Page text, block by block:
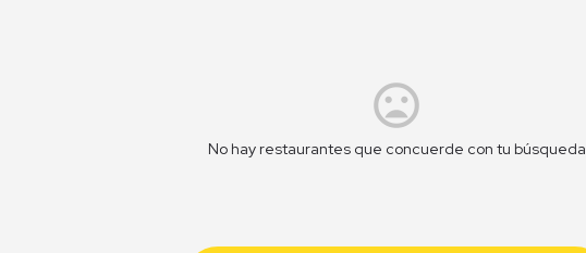
No hay restaurantes que concuerde con tu búsqueda